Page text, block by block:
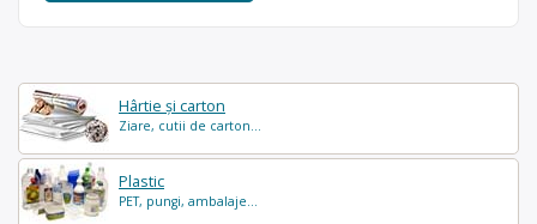
Hârtie și carton
Ziare, cutii de carton...
Plastic
PET, pungi, ambalaje...